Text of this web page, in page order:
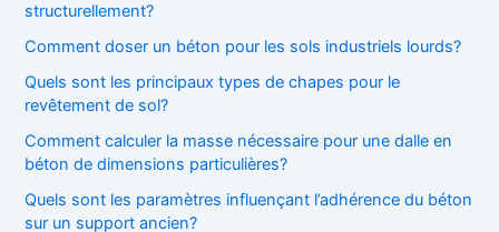
structurellement?
Comment doser un béton pour les sols industriels lourds?
Quels sont les principaux types de chapes pour le
revêtement de sol?
Comment calculer la masse nécessaire pour une dalle en
béton de dimensions particulières?
Quels sont les paramètres influençant l’adhérence du béton
sur un support ancien?